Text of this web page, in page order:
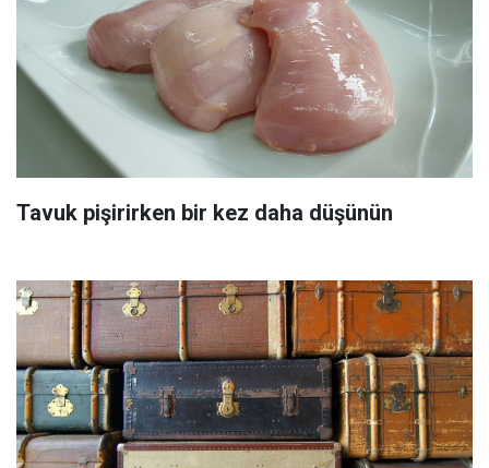
Tavuk pişirirken bir kez daha düşünün